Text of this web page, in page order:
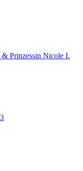
Prinzessin Nicole I.